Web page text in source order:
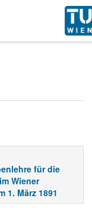
für die
Wiener
1. März 1891